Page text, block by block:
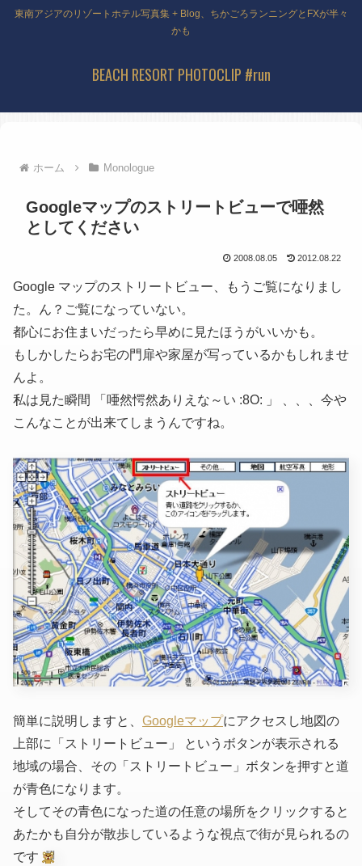
東南アジアのリゾートホテル写真集 + Blog、ちかごろランニングとFXが半々
かも
BEACH RESORT PHOTOCLIP #run
ホーム Monologue
Googleマップのストリートビューで唖然
としてください
2008.08.05 2012.08.22
Google マップのストリートビュー、もうご覧になりまし
た。ん？ご覧になっていない。
都心にお住まいだったら早めに見たほうがいいかも。
もしかしたらお宅の門扉や家屋が写っているかもしれませ
んよ。
私は見た瞬間 「唖然愕然ありえな～い :8O: 」 、、、今や
こんなことが出来てしまうんですね。
簡単に説明しますと、 Googleマップにアクセスし地図の
上部に「ストリートビュー」 というボタンが表示される
地域の場合、その「ストリートビュー」ボタンを押すと道
が青色になります。
そしてその青色になった道の任意の場所をクリックすると
あたかも自分が散歩しているような視点で街が見られるの
です